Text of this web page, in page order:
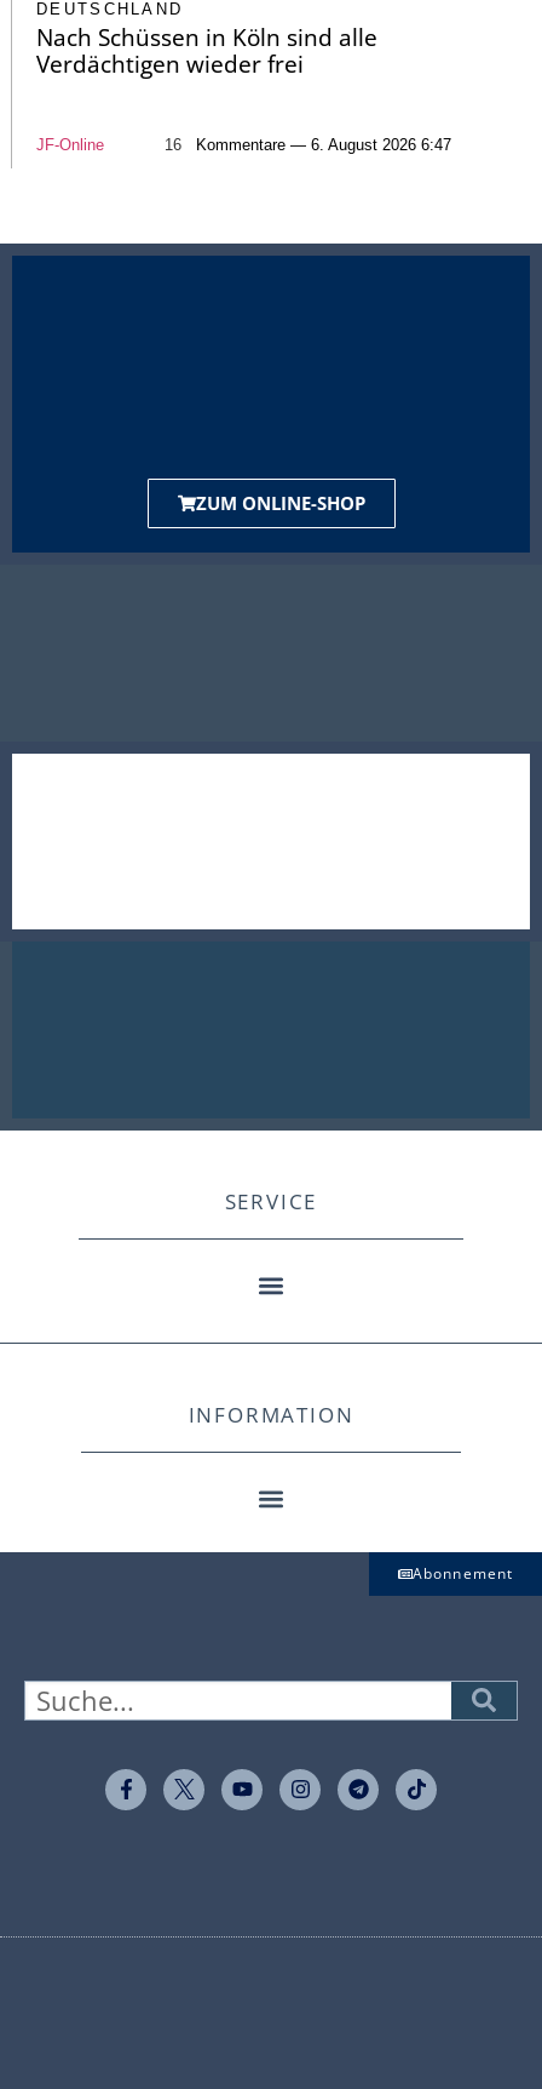
DEUTSCHLAND
Nach Schüssen in Köln sind alle
Verdächtigen wieder frei
JF-Online 16 Kommentare — 6. August 2026 6:47
ZUM ONLINE-SHOP
SERVICE
INFORMATION
Abonnement